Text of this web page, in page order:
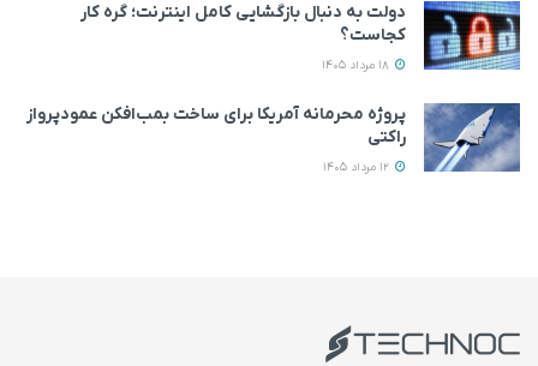
دولت به دنبال بازگشایی کامل اینترنت؛ گره کار
کجاست؟
پروژه محرمانه آمریکا برای ساخت بمب‌افکن عمودپرواز
راکتی